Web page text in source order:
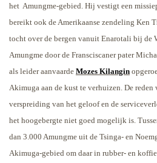
het Amungme-gebied. Hij vestigt een
bereikt ook de Amerikaanse zendeling Ken
tocht over de bergen vanuit Enarotali bij de
Amungme door de Fransciscaner pater
als leider aanvaarde Mozes Kilangin
Akimuga aan de kust te verhuizen. De
verspreiding van het geloof en de
het hoogebergte niet goed mogelijk is.
dan 3.000 Amungme uit de Tsinga- en
Akimuga-gebied om daar in rubber- en